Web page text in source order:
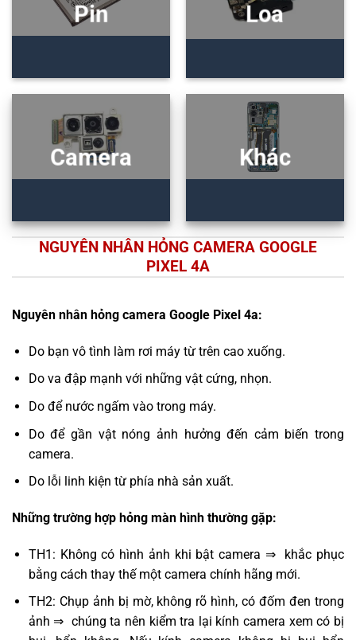
Pin Loa
Camera Khác
NGUYÊN NHÂN HỎNG CAMERA GOOGLE
PIXEL 4A
Nguyên nhân hỏng camera Google Pixel 4a:
Do bạn vô tình làm rơi máy từ trên cao xuống.
Do va đập mạnh với những vật cứng, nhọn.
Do để nước ngấm vào trong máy.
Do để gần vật nóng ảnh hưởng đến cảm biến trong
camera.
Do lỗi linh kiện từ phía nhà sản xuất.
Những trường hợp hỏng màn hình thường gặp:
TH1: Không có hình ảnh khi bật camera ⇒ khắc phục
bằng cách thay thế một camera chính hãng mới.
TH2: Chụp ảnh bị mờ, không rõ hình, có đốm đen trong
ảnh ⇒ chúng ta nên kiểm tra lại kính camera xem có bị